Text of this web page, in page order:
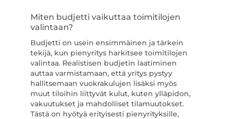
Miten budjetti vaikuttaa toimitilojen
valintaan?
Budjetti on usein ensimmäinen ja tärkein
tekijä, kun pienyritys harkitsee toimitilojen
valintaa. Realistisen budjetin laatiminen
auttaa varmistamaan, että yritys pystyy
hallitsemaan vuokrakulujen lisäksi myös
muut tiloihin liittyvät kulut, kuten ylläpidon,
vakuutukset ja mahdolliset tilamuutokset.
Tästä on hyötyä erityisesti pienyrityksille,